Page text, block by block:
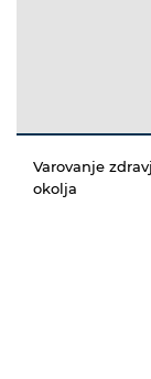
Varovanje
okolja